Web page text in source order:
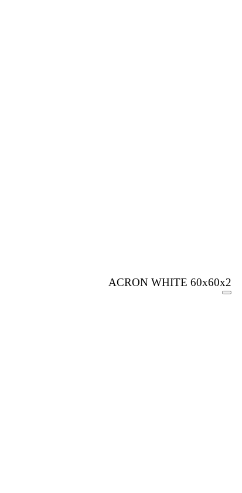
ACRON WHITE 60x60x2